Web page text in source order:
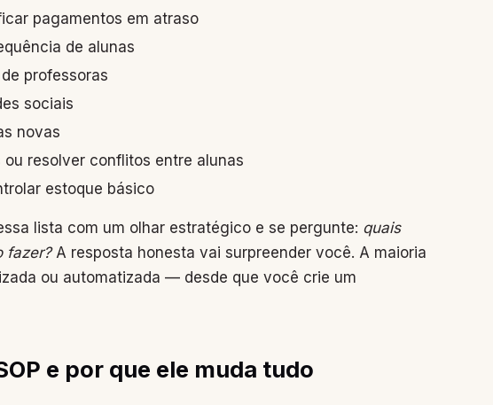
pagamentos em atraso
de alunas
professoras
sociais
novas
ou resolver conflitos entre alunas
estoque básico
lista com um olhar estratégico e se pergunte: quais
fazer?A resposta honesta vai surpreender você. A maioria
ou automatizada — desde que você crie um
e por que ele muda tudo